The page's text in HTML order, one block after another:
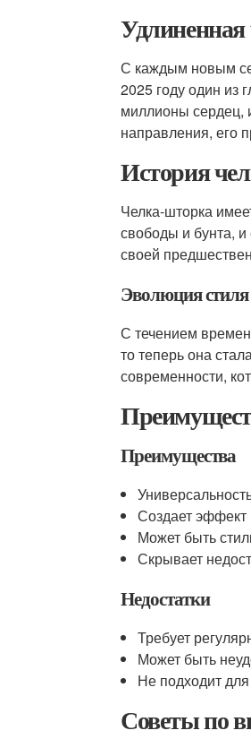
Удлиненная
С каждым новым
2025 году один из
миллионы сердец,
направления, его
История
Челка-шторка
свободы и бунта,
своей
Эволюция стиля
С течением
то теперь она
современности,
Преимущества
Создает эффект
Может быть
Скрывает
Недостатки
Требует
Может быть
Не подходит
Советы по